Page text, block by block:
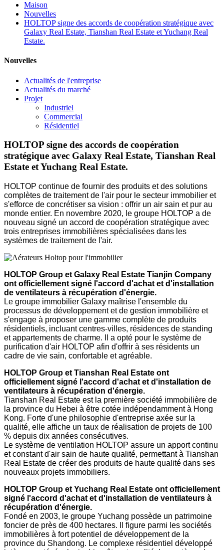
Maison
Nouvelles
HOLTOP signe des accords de coopération stratégique avec
Galaxy Real Estate, Tianshan Real Estate et Yuchang Real
Estate.
Nouvelles
Actualités de l'entreprise
Actualités du marché
Projet
Industriel
Commercial
Résidentiel
HOLTOP signe des accords de coopération
stratégique avec Galaxy Real Estate, Tianshan Real
Estate et Yuchang Real Estate.
HOLTOP continue de fournir des produits et des solutions
complètes de traitement de l'air pour le secteur immobilier et
s'efforce de concrétiser sa vision : offrir un air sain et pur au
monde entier. En novembre 2020, le groupe HOLTOP a de
nouveau signé un accord de coopération stratégique avec
trois entreprises immobilières spécialisées dans les
systèmes de traitement de l'air.
HOLTOP Group et Galaxy Real Estate Tianjin Company
ont officiellement signé l'accord d'achat et d'installation
de ventilateurs à récupération d'énergie.
Le groupe immobilier Galaxy maîtrise l'ensemble du
processus de développement et de gestion immobilière et
s'engage à proposer une gamme complète de produits
résidentiels, incluant centres-villes, résidences de standing
et appartements de charme. Il a opté pour le système de
purification d'air HOLTOP afin d'offrir à ses résidents un
cadre de vie sain, confortable et agréable.
HOLTOP Group et Tianshan Real Estate ont
officiellement signé l'accord d'achat et d'installation de
ventilateurs à récupération d'énergie.
Tianshan Real Estate est la première société immobilière de
la province du Hebei à être cotée indépendamment à Hong
Kong. Forte d'une philosophie d'entreprise axée sur la
qualité, elle affiche un taux de réalisation de projets de 100
% depuis dix années consécutives.
Le système de ventilation HOLTOP assure un apport continu
et constant d'air sain de haute qualité, permettant à Tianshan
Real Estate de créer des produits de haute qualité dans ses
nouveaux projets immobiliers.
HOLTOP Group et Yuchang Real Estate ont officiellement
signé l'accord d'achat et d'installation de ventilateurs à
récupération d'énergie.
Fondé en 2003, le groupe Yuchang possède un patrimoine
foncier de près de 400 hectares. Il figure parmi les sociétés
immobilières à fort potentiel de développement de la
province du Shandong. Le complexe résidentiel développé